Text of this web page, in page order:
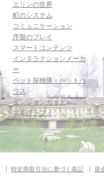
エリンの世界
町のシステム
コミュニケーション
序盤のプレイ
スマートコンテンツ
インタラクションメーカ
ー
ペット探検隊・ペットハ
ウス
ダンジョンガイド
マギグラフィ
特定商取引法に基づく表記 資